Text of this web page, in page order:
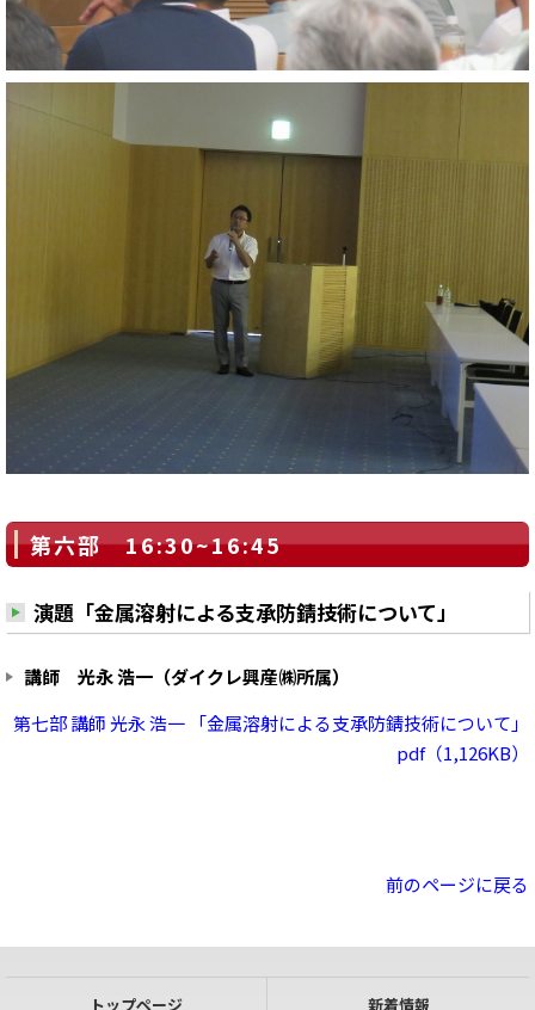
第六部 16:30~16:45
演題「金属溶射による支承防錆技術について」
講師 光永 浩一（ダイクレ興産㈱所属）
第七部 講師 光永 浩一 「金属溶射による支承防錆技術について」
pdf（1,126KB）
前のページに戻る
トップページ 新着情報